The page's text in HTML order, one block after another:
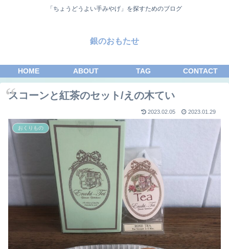
「ちょうどうよい手みやげ」を探すためのブログ
銀のおもたせ
HOME ABOUT TAG CONTACT
スコーンと紅茶のセット/えの木てい
2023.02.05 2023.01.29
おくりもの